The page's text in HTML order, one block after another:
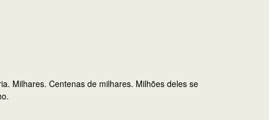
Milhares. Centenas de milhares. Milhões deles se